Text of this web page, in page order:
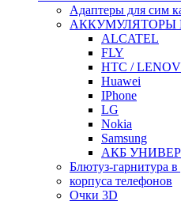
Адаптеры для сим
ALCATEL
FLY
HTC /
Huawei
IPhone
LG
Nokia
Samsung
АКБ
Блютуз-гарнитура в
корпуса телефонов
Очки 3D